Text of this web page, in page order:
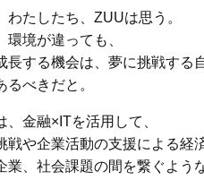
わたしたち、ZUUは思う。
環境が違っても、
長する機会は、夢に挑戦する
るべきだと。
、金融×ITを活用して、
戦や企業活動の支援による経
業、社会課題の間を繋ぐよう